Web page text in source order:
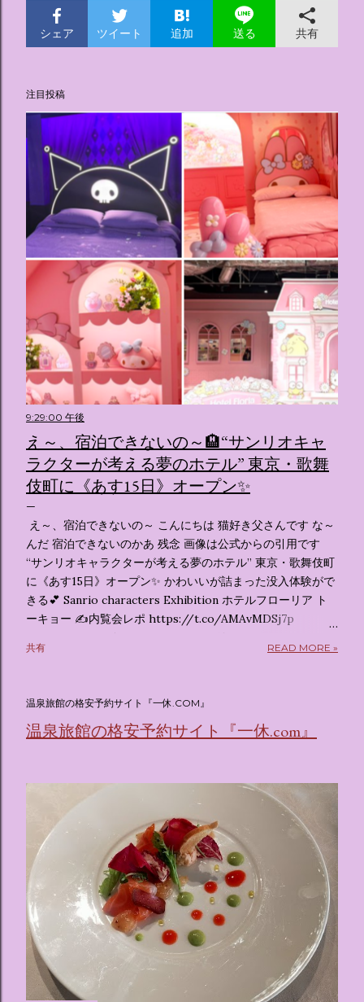
シェア ツイート 追加 送る 共有
注目投稿
9:29:00 午後
え～、宿泊できないの～🏨“サンリオキャ
ラクターが考える夢のホテル” 東京・歌舞
伎町に《あす15日》オープン✨️
え～、宿泊できないの～ こんにちは 猫好き父さんです な～
んだ 宿泊できないのかあ 残念 画像は公式からの引用です
“サンリオキャラクターが考える夢のホテル” 東京・歌舞伎町
に《あす15日》オープン✨️ かわいいが詰まった没入体験がで
きる💕 Sanrio characters Exhibition ホテルフローリア ト
ーキョー ✍️内覧会レポ https://t.co/AMAvMDSj7p
pic.twitter.com/sKx7uXeXHW — オリコンニュース
(@oricon) July 14, 2026 ホテルフローリア トーキョー
はなく、2026年7月15日から東京・新宿でスタートする サン
リオキャラクターズの体験型・没入型展示イベント の名称で
陸となります。 まるで本当にラグジュアリーホテルにチェッ
クインしてルームツアーを楽しむような、特別な空間が演出
されています。その魅力をいくつかのかたまりに分けてご紹
介します。 🔑 1. コンセプトは「サンリオキャラが考える夢
のホテル」 デジタルメディア技術で世界的に知られるクリエ
イティブプロダクション「d'strict」が手掛けており、五感を
刺激する美しいデジタルアートとストーリー性の高い全11の
テーマブースで構成されています。 チェックインからスター
ト ：ピンクを基調とした華やかなエントランスロビーでルー
ムキーを受け取り、まるでホテルに滞在するかのような没入
感を味わいながら進んでいきます。ロビーではお花をまとっ
たポムポムプリンが出迎えてくれます。 幻想的な共有スペー
共有 READ MORE »
温泉旅館の格安予約サイト『一休.COM』
温泉旅館の格安予約サイト『一休.com』